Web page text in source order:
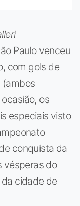
Paulo venceu
com gols de
(ambos
os
especiais visto
conquista da
vésperas do
cidade de